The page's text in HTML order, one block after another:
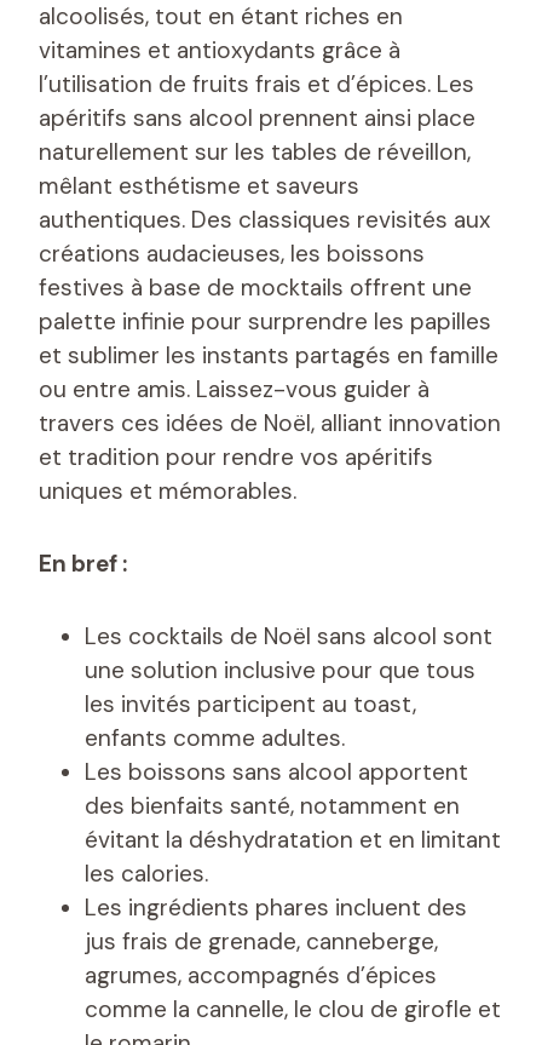
alcoolisés, tout en étant riches en
vitamines et antioxydants grâce à
l’utilisation de fruits frais et d’épices. Les
apéritifs sans alcool prennent ainsi place
naturellement sur les tables de réveillon,
mêlant esthétisme et saveurs
authentiques. Des classiques revisités aux
créations audacieuses, les boissons
festives à base de mocktails offrent une
palette infinie pour surprendre les papilles
et sublimer les instants partagés en famille
ou entre amis. Laissez-vous guider à
travers ces idées de Noël, alliant innovation
et tradition pour rendre vos apéritifs
uniques et mémorables.
En bref :
Les cocktails de Noël sans alcool sont
une solution inclusive pour que tous
les invités participent au toast,
enfants comme adultes.
Les boissons sans alcool apportent
des bienfaits santé, notamment en
évitant la déshydratation et en limitant
les calories.
Les ingrédients phares incluent des
jus frais de grenade, canneberge,
agrumes, accompagnés d’épices
comme la cannelle, le clou de girofle et